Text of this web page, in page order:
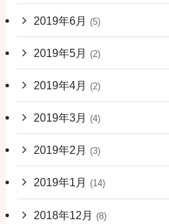
2019年6月 (5)
2019年5月 (2)
2019年4月 (2)
2019年3月 (4)
2019年2月 (3)
2019年1月 (14)
2018年12月 (8)